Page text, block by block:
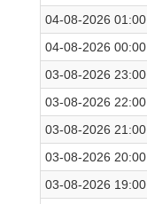
04-08-2026 01:00
04-08-2026 00:00
03-08-2026 23:00
03-08-2026 22:00
03-08-2026 21:00
03-08-2026 20:00
03-08-2026 19:00